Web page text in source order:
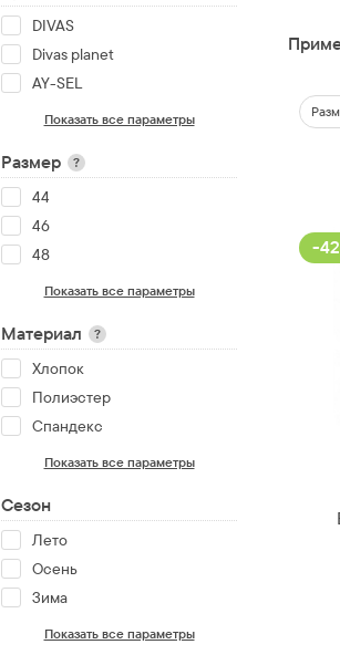
DIVAS
Divas planet
AY-SEL
Показать все параметры
Размер ?
44
46
48
Показать все параметры
Материал ?
Хлопок
Полиэстер
Спандекс
Показать все параметры
Сезон
Лето
Осень
Зима
Показать все параметры
-